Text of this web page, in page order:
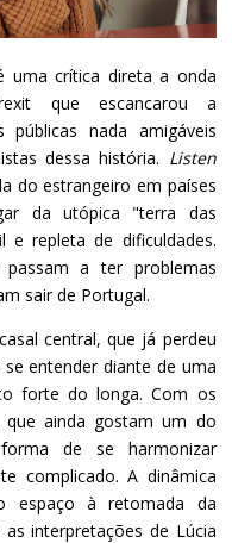
uma crítica direta a onda
que escancarou a
públicas nada amigáveis
dessa história. Listen
do estrangeiro em países
da utópica "terra das
e repleta de dificuldades.
a ter problemas
sair de Portugal.
central, que já perdeu
entender diante de uma
forte do longa. Com os
ainda gostam um do
de se harmonizar
complicado. A dinâmica
espaço à retomada da
interpretações de Lúcia